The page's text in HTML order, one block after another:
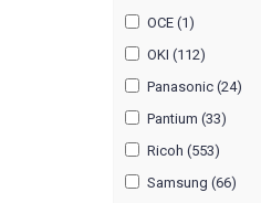
OCE (1)
OKI (112)
Panasonic (24)
Pantium (33)
Ricoh (553)
Samsung (66)